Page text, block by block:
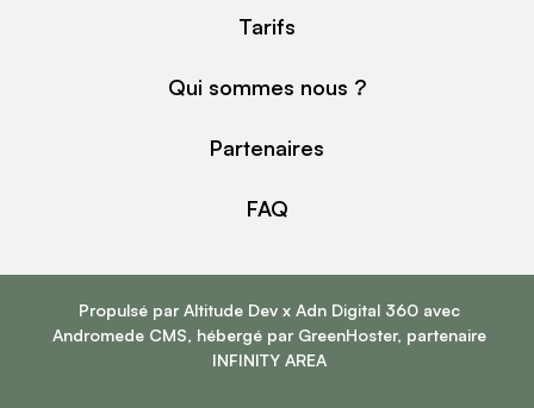
Tarifs
Qui sommes nous ?
Partenaires
FAQ
Propulsé par Altitude Devx Adn Digital 360avec
Andromede CMS, hébergé par GreenHoster, partenaire
INFINITY AREA